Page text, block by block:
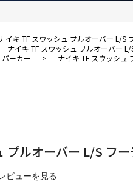
イキ TF スウッシュ プルオーバー L/S
ナイキ TF スウッシュ プルオーバー L/
ーカー > ナイキ TF スウッシュ
プルオーバー L/S フー
ビューを見る